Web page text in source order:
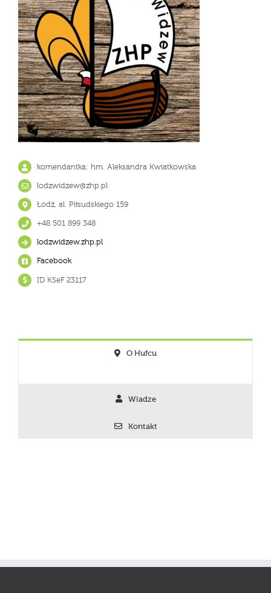
komendantka: hm. Aleksandra Kwiatkowska
lodzwidzew@zhp.pl
Łódź, al. Piłsudskiego 159
+48 501 899 348
lodzwidzew.zhp.pl
Facebook
ID KSeF23117
O Hufcu
Władze
Kontakt